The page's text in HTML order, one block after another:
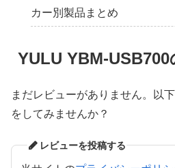
カー別製品まとめ
YULU YBM-
まだレビューがありません。以
をしてみませんか？
レビューを投稿する